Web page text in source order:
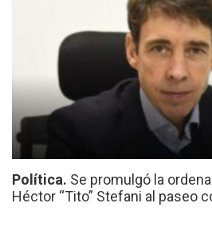
Política. Se promulgó la
Héctor “Tito” Stefani al paseo